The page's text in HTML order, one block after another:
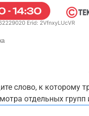
слово, к которому
отдельных групп